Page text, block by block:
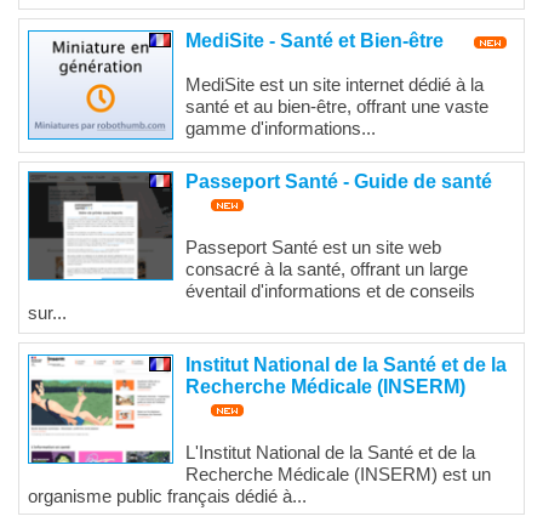
MediSite - Santé et Bien-être
MediSite est un site internet dédié à la
santé et au bien-être, offrant une vaste
gamme d'informations...
Passeport Santé - Guide de santé
Passeport Santé est un site web
consacré à la santé, offrant un large
éventail d'informations et de conseils
sur...
Institut National de la Santé et de la
Recherche Médicale (INSERM)
L'Institut National de la Santé et de la
Recherche Médicale (INSERM) est un
organisme public français dédié à...